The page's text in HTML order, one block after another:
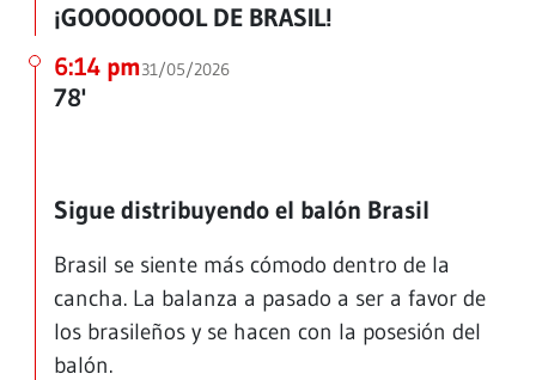
¡GOOOOOOOL DE BRASIL!
6:14 pm31/05/2026
78'
Sigue distribuyendo el balón Brasil
Brasil se siente más cómodo dentro de la
cancha. La balanza a pasado a ser a favor de
los brasileños y se hacen con la posesión del
balón.